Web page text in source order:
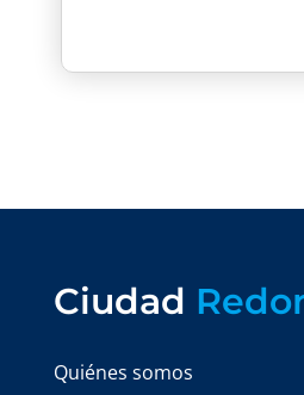
Ciudad
Quiénes somos